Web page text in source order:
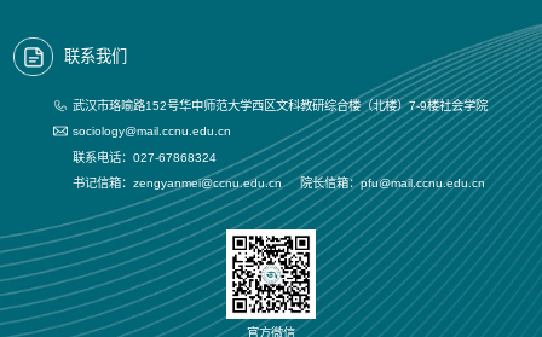
联系我们
武汉市珞喻路152号华中师范大学西区文科教研综合楼（北楼）7-9楼社会学院
sociology@mail.ccnu.edu.cn
联系电话：027-67868324
书记信箱：zengyanmei@ccnu.edu.cn 院长信箱：pfu@mail.ccnu.edu.cn
官方微信